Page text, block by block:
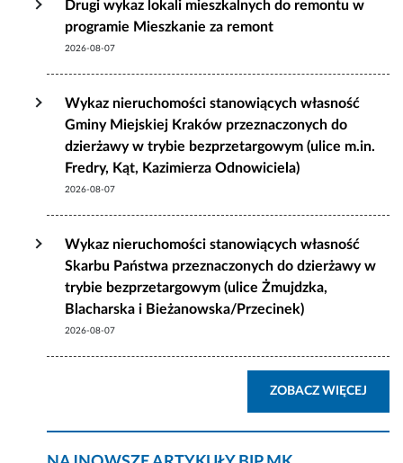
Drugi wykaz lokali mieszkalnych do remontu w
programie Mieszkanie za remont
2026-08-07
Wykaz nieruchomości stanowiących własność
Gminy Miejskiej Kraków przeznaczonych do
dzierżawy w trybie bezprzetargowym (ulice m.in.
Fredry, Kąt, Kazimierza Odnowiciela)
2026-08-07
Wykaz nieruchomości stanowiących własność
Skarbu Państwa przeznaczonych do dzierżawy w
trybie bezprzetargowym (ulice Żmujdzka,
Blacharska i Bieżanowska/Przecinek)
2026-08-07
ZOBACZ WIĘCEJ